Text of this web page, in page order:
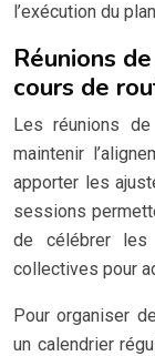
l’exécution du
Réunions
cours de
Les réunions
maintenir
apporter les
sessions
de célébrer
collectives pour
Pour organiser
un calendrier